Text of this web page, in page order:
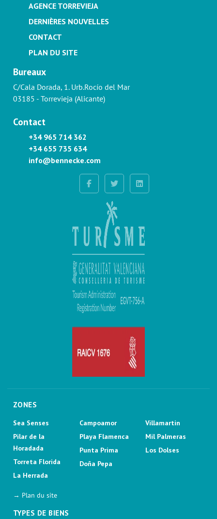
AGENCE TORREVIEJA
DERNIÈRES NOUVELLES
CONTACT
PLAN DU SITE
Bureaux
C/Cala Dorada, 1. Urb.Rocío del Mar
03185 - Torrevieja (Alicante)
Contact
+34 965 714 362
+34 655 735 634
info@bennecke.com
ZONES
Sea Senses
Pilar de la
Horadada
Torreta Florida
La Herrada
Campoamor
Playa Flamenca
Punta Prima
Doña Pepa
Villamartin
Mil Palmeras
Los Dolses
→ Plan du site
TYPES DE BIENS